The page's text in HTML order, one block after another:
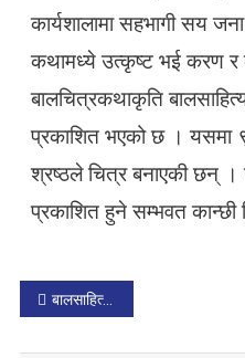
कार्यशालामा सहभागी सय
कथामध्ये उत्कृष्ट भई करण र
बालचित्रकथाकृति
प्रकाशित भएको छ । यसमा
श्रष्ठले चित्र बनाएकी छन् ।
प्रकाशित हुने सम्भवत कान्छी
बालसाहित्य महोत्सवमा लेखकसँग भेटघाट